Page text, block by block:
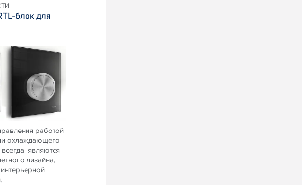
блок для
работой
охлаждающего
являются
дизайна,